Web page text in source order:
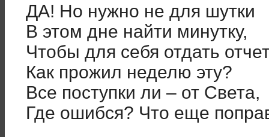
ДА! Но нужно не для шутки
В этом дне найти минутку,
Чтобы для себя отдать
Как прожил неделю эту?
Все поступки ли – от Света,
Где ошибся? Что еще